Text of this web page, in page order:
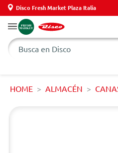
Disco Fresh Market Plaza Italia
HOME ALMACÉN